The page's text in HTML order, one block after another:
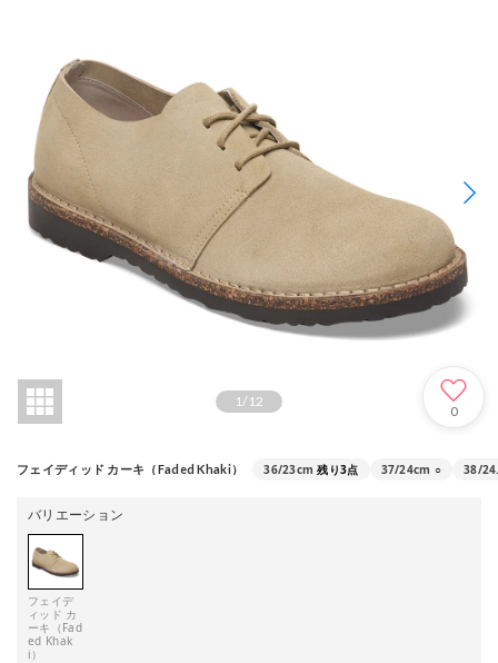
1 / 12
0
フェイディッド カーキ（Faded Khaki） 36/23cm 残り3点 37/24cm ○ 38/
バリエーション
フェイデ
ィッド カ
ーキ（Fad
ed Khak
i）